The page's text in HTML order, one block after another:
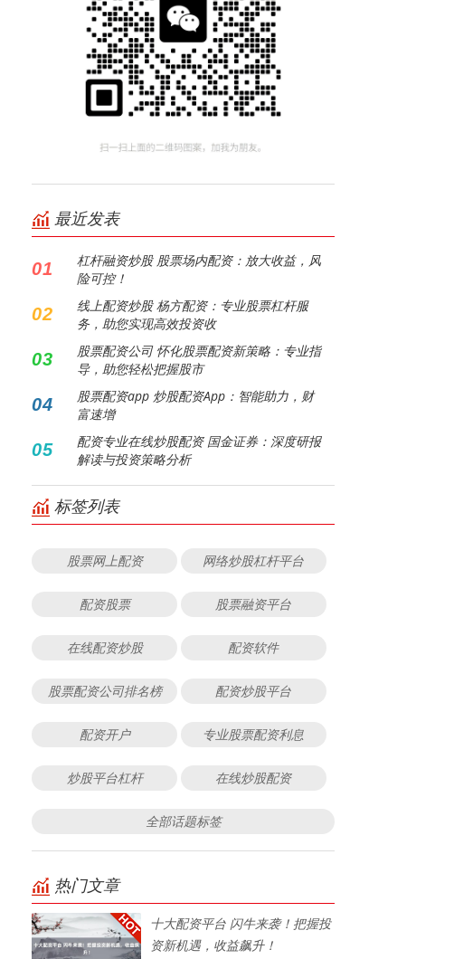
最近发表
01
杠杆融资炒股 股票场内配资：放大收益，风
险可控！
02
线上配资炒股 杨方配资：专业股票杠杆服
务，助您实现高效投资收
03
股票配资公司 怀化股票配资新策略：专业指
导，助您轻松把握股市
04
股票配资app 炒股配资App：智能助力，财
富速增
05
配资专业在线炒股配资 国金证券：深度研报
解读与投资策略分析
标签列表
股票网上配资 网络炒股杠杆平台
配资股票 股票融资平台
在线配资炒股 配资软件
股票配资公司排名榜 配资炒股平台
配资开户 专业股票配资利息
炒股平台杠杆 在线炒股配资
全部话题标签
热门文章
十大配资平台 闪牛来袭！把握投
资新机遇，收益飙升！